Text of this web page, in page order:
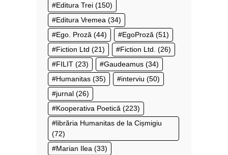
Editura Trei (150)
Editura Vremea (34)
Ego. Proză (44) EgoProză (51)
Fiction Ltd (21) Fiction Ltd. (26)
FILIT (23) Gaudeamus (34)
Humanitas (35) interviu (50)
jurnal (26)
Kooperativa Poetică (223)
librăria Humanitas de la Cișmigiu
(72)
Marian Ilea (33)